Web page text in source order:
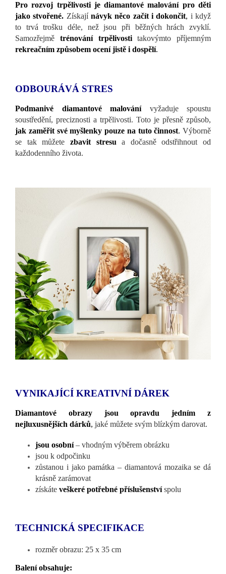
Pro rozvoj trpělivosti je diamantové malování pro děti
jako stvořené. Získajínávyk něco začít i dokončit, i když
to trvá trošku déle, než jsou při běžných hrách zvyklí.
Samozřejmě trénování trpělivostitakovýmto příjemným
rekreačním způsobem ocení jistě i dospělí.
ODBOURÁVÁ STRES
Podmanivé diamantové malovánívyžaduje spoustu
soustředění, preciznosti a trpělivosti. Toto je přesně způsob,
jak zaměřit své myšlenky pouze na tuto činnost. Výborně
se tak můžete zbavit stresu
a dočasně odstřihnout od
každodenního života.
VYNIKAJÍCÍ KREATIVNÍ DÁREK
Diamantové obrazy jsou opravdu jedním z
nejluxusnějších dárků, jaké můžete svým blízkým darovat.
jsou osobní – vhodným výběrem obrázku
jsou k odpočinku
zůstanou i jako památka – diamantová mozaika se dá
krásně zarámovat
získáte veškeré potřebné příslušenstvíspolu
TECHNICKÁ SPECIFIKACE
rozměr obrazu: 25 x 35 cm
Balení obsahuje: